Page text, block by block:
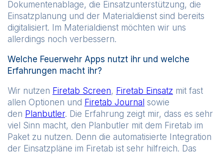
Dokumentenablage, die Einsatzunterstützung, die
Einsatzplanung und der Materialdienst sind bereits
digitalisiert. Im Materialdienst möchten wir uns
allerdings noch verbessern.
Welche Feuerwehr Apps nutzt ihr und welche
Erfahrungen macht ihr?
Wir nutzen Firetab Screen, Firetab Einsatz mit fast
allen Optionen und Firetab Journal sowie
den Planbutler. Die Erfahrung zeigt mir, dass es sehr
viel Sinn macht, den Planbutler mit dem Firetab im
Paket zu nutzen. Denn die automatisierte Integration
der Einsatzpläne im Firetab ist sehr hilfreich. Das